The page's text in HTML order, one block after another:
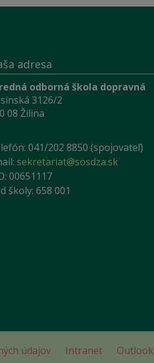
adresa
odborná škola dopravná
3126/2
08 Žilina
041/202 8850 (spojovateľ)
sekretariat@sosdza.sk
00651117
školy: 658 001
údajov Intranet Outlook